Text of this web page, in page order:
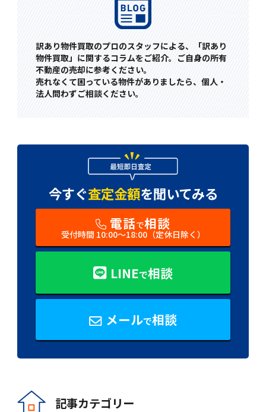
訳あり物件買取のプロのスタッフによる、「訳あり
物件買取」に関するコラムをご紹介。ご自身の所有
不動産の売却に参考ください。
売れなくて困っている物件がありましたら、個人・
法人問わずご相談ください。
今すぐ査定金額を聞いてみる
電話で相談
受付時間 10:00〜18:00（定休日除く）
LINEで相談
メールで相談
記事カテゴリー